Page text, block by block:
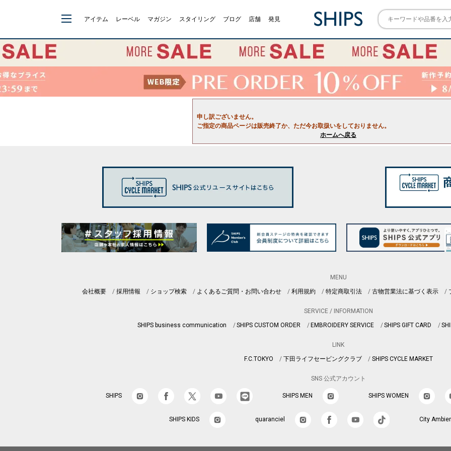
アイテム レーベル マガジン スタイリング ブログ 店舗 発見
申し訳ございません。
ご指定の商品ページは販売終了か、ただ今お取扱いをしておりません。
ホームへ戻る
MENU
会社概要
採用情報 ショップ検索 よくあるご質問・お問い合わせ 利用規約 特定商取引法 古物営業法に基づく表示
SERVICE / INFORMATION
SHIPS business communication
SHIPS CUSTOM ORDER EMBROIDERY SERVICE SHIPS GIFT CARD
LINK
F.C.TOKYO
下田ライフセービングクラブ SHIPS CYCLE MARKET
SNS 公式アカウント
SHIPS SHIPS MEN SHIPS WOMEN
SHIPS KIDS quaranciel City